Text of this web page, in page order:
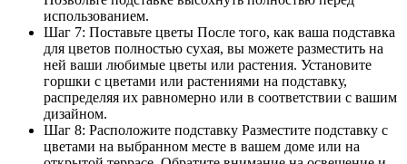
использованием.
Шаг 7: Поставьте цветы После того, как ваша подставка
для цветов полностью сухая, вы можете разместить на
ней ваши любимые цветы или растения. Установите
горшки с цветами или растениями на подставку,
распределяя их равномерно или в соответствии с вашим
дизайном.
Шаг 8: Расположите подставку Разместите подставку с
цветами на выбранном месте в вашем доме или на